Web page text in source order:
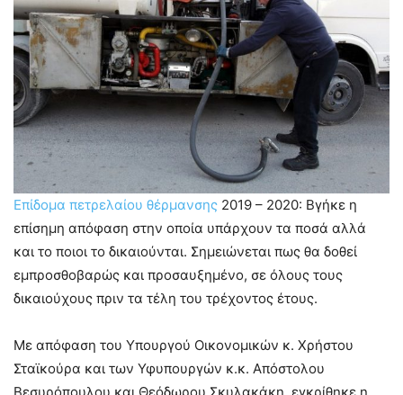
Επίδομα πετρελαίου θέρμανσης 2019 – 2020: Βγήκε η
επίσημη απόφαση στην οποία υπάρχουν τα ποσά αλλά
και το ποιοι το δικαιούνται. Σημειώνεται πως θα δοθεί
εμπροσθοβαρώς και προσαυξημένο, σε όλους τους
δικαιούχους πριν τα τέλη του τρέχοντος έτους.
Με απόφαση του Υπουργού Οικονομικών κ. Χρήστου
Σταϊκούρα και των Υφυπουργών κ.κ. Απόστολου
Βεσυρόπουλου και Θεόδωρου Σκυλακάκη, εγκρίθηκε η